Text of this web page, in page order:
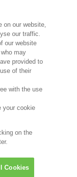
花王について
ノベーション
投資家情報
採用情報
方針
ー
on our website,
our traffic.
our website
may
provided to
of their
with the use
your cookie
on the
Cookies